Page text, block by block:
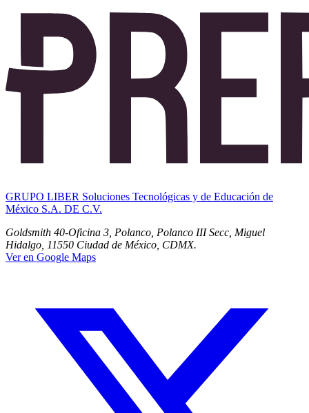
GRUPO LIBER Soluciones Tecnológicas y de Educación de
México S.A. DE C.V.
Goldsmith 40-Oficina 3, Polanco, Polanco III Secc, Miguel
Hidalgo, 11550 Ciudad de México, CDMX.
Ver en Google Maps